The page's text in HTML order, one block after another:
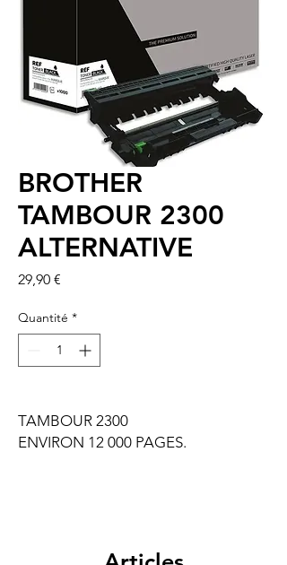
BROTHER
TAMBOUR 2300
ALTERNATIVE
29,90 €
Quantité *
TAMBOUR 2300
ENVIRON 12 000 PAGES.